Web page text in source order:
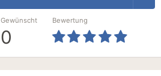
Gewünscht
0
Bewertung